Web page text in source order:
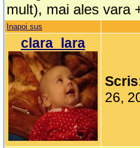
mult), mai ales vara
Inapoi sus
clara_lara
26,